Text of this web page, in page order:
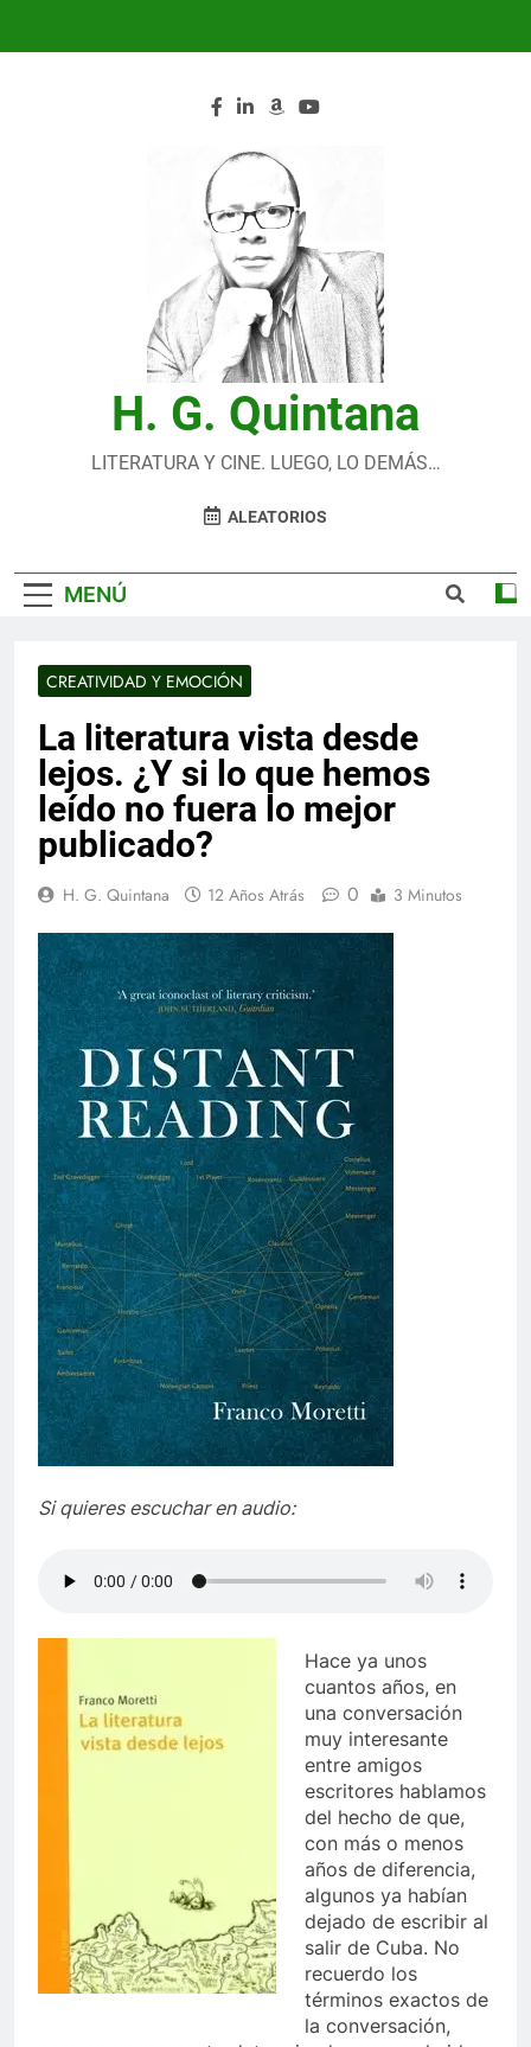
H. G. Quintana
LITERATURA Y CINE. LUEGO, LO DEMÁS…
ALEATORIOS
MENÚ
CREATIVIDAD Y EMOCIÓN
La literatura vista desde
lejos. ¿Y si lo que hemos
leído no fuera lo mejor
publicado?
H. G. Quintana 12 Años Atrás 0 3 Minutos
Si quieres escuchar en audio:
Hace ya unos
cuantos años, en
una conversación
muy interesante
entre amigos
escritores hablamos
del hecho de que,
con más o menos
años de diferencia,
algunos ya habían
dejado de escribir al
salir de Cuba. No
recuerdo los
términos exactos de
la conversación,